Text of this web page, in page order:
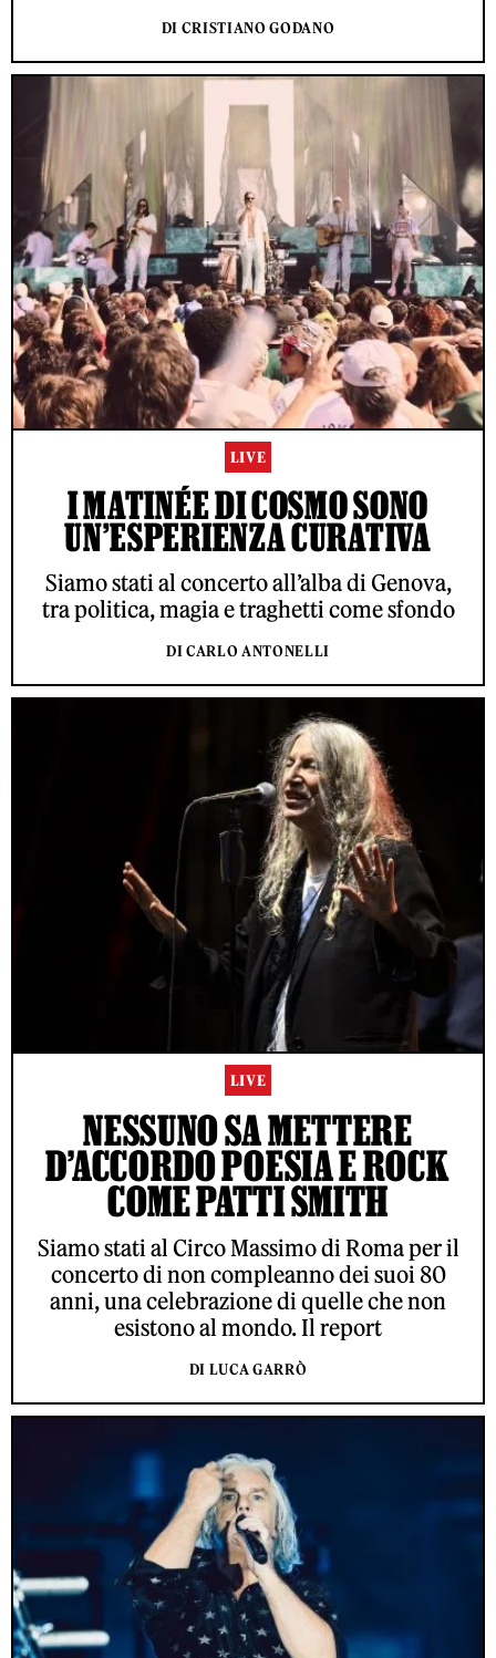
DI CRISTIANO GODANO
LIVE
I MATINÉE DI COSMO SONO
UN’ESPERIENZA CURATIVA
Siamo stati al concerto all’alba di Genova,
tra politica, magia e traghetti come sfondo
DI CARLO ANTONELLI
LIVE
NESSUNO SA METTERE
D’ACCORDO POESIA E ROCK
COME PATTI SMITH
Siamo stati al Circo Massimo di Roma per il
concerto di non compleanno dei suoi 80
anni, una celebrazione di quelle che non
esistono al mondo. Il report
DI LUCA GARRÒ